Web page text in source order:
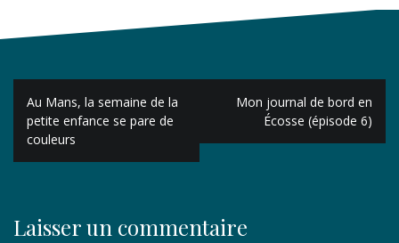
Navigation
de
l’article
Au Mans, la semaine de la
petite enfance se pare de
couleurs
Mon journal de bord en
Écosse (épisode 6)
Laisser un commentaire